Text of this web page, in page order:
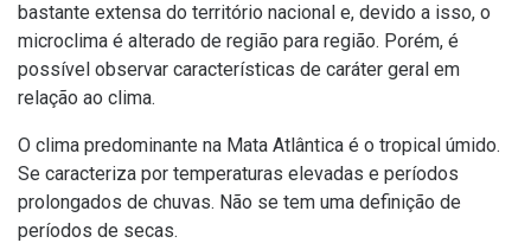
bastante extensa do território nacional e, devido a isso, o
microclima é alterado de região para região. Porém, é
possível observar características de caráter geral em
relação ao clima.
O clima predominante na Mata Atlântica é o tropical úmido.
Se caracteriza por temperaturas elevadas e períodos
prolongados de chuvas. Não se tem uma definição de
períodos de secas.